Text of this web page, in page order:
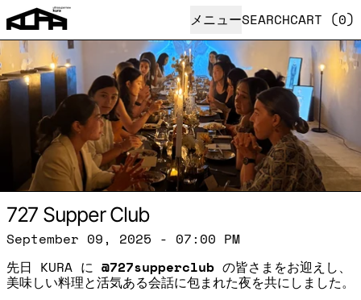
メニューSEARCHCART (0)
727 Supper Club
September 09, 2025 - 07:00 PM
先日 KURA に @727supperclub の皆さまをお迎えし、
美味しい料理と活気ある会話に包まれた夜を共にしました。